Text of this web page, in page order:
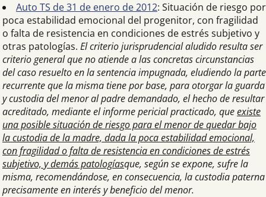
Auto TS de 31 de enero de 2012: Situación de riesgo por
poca estabilidad emocional del progenitor, con fragilidad
o falta de resistencia en condiciones de estrés subjetivo y
otras patologías. El criterio jurisprudencial aludido resulta ser
criterio general que no atiende a las concretas circunstancias
del caso resuelto en la sentencia impugnada, eludiendo la parte
recurrente que la misma tiene por base, para otorgar la guarda
y custodia del menor al padre demandado, el hecho de resultar
acreditado, mediante el informe pericial practicado, queexiste
una posible situación de riesgo para el menor de quedar bajo
la custodia de la madre, dada la poca estabilidad emocional,
con fragilidad o falta de resistencia en condiciones de estrés
subjetivo, y demás patologíasque, según se expone, sufre la
misma, recomendándose, en consecuencia, la custodia paterna
precisamente en interés y beneficio del menor.